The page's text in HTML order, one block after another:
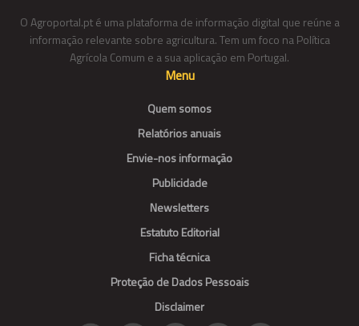
O Agroportal.pt é uma plataforma de informação digital que reúne a
informação relevante sobre agricultura. Tem um foco na Política
Agrícola Comum e a sua aplicação em Portugal.
Menu
Quem somos
Relatórios anuais
Envie-nos informação
Publicidade
Newsletters
Estatuto Editorial
Ficha técnica
Proteção de Dados Pessoais
Disclaimer